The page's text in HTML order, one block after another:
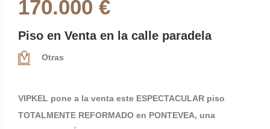
170.000 €
Piso en Venta en la calle paradela
Otras
VIPKEL pone a la venta este ESPECTACULAR piso
TOTALMENTE REFORMADO en PONTEVEA, una